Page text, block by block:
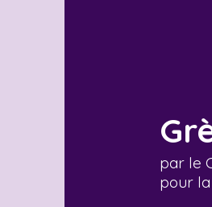
par le
pour